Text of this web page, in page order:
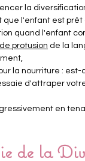
la
l'enfant est prêt
quand l'enfant
protusion de la
la nourriture :
d'attraper
en
de la